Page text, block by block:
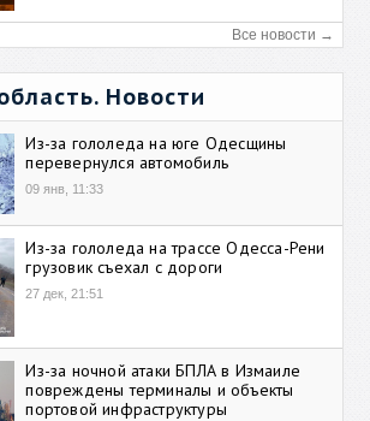
Все новости →
Новости
Из-за гололеда на юге Одесщины
перевернулся автомобиль
09 янв, 11:33
Из-за гололеда на трассе Одесса-Рени
грузовик съехал с дороги
27 дек, 21:51
Из-за ночной атаки БПЛА в Измаиле
повреждены терминалы и объекты
портовой инфраструктуры